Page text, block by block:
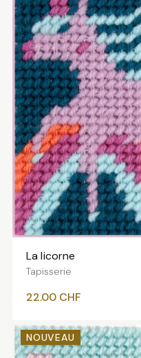
La licorne
Tapisserie
22.00 CHF
NOUVEAU